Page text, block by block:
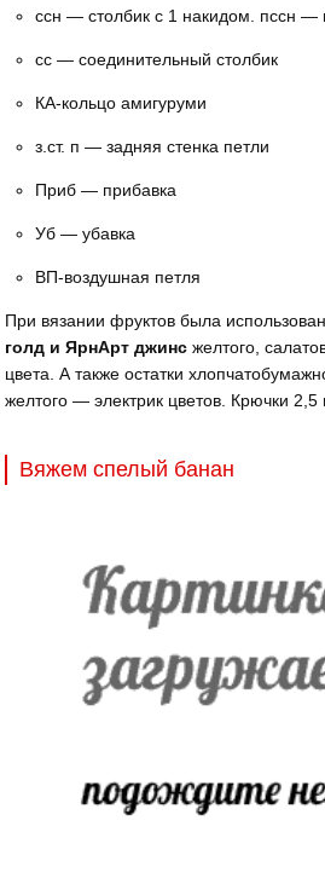
ссн — столбик с 1 накидом. пссн —
сс — соединительный столбик
КА-кольцо амигуруми
з.ст. п — задняя стенка петли
Приб — прибавка
Уб — убавка
ВП-воздушная петля
При вязании фруктов была
голд и ЯрнАрт джинс желтого,
цвета. А также остатки
желтого — электрик цветов. Крючки
Вяжем спелый банан